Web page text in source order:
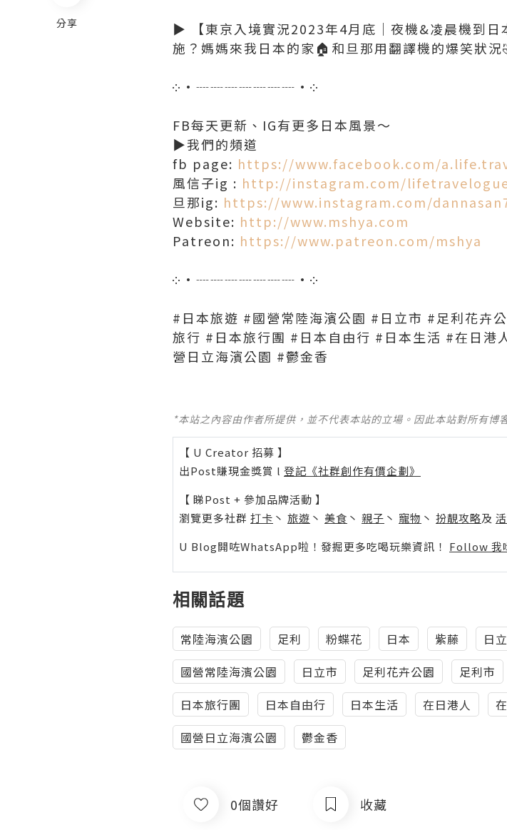
分享
▶ 【東京入境實況2023年4月底｜夜機&凌晨機到日
施？媽媽來我日本的家🏠和旦那用翻譯機的爆笑狀況
༶•┈┈┈┈┈┈┈•༶
FB每天更新、IG有更多日本風景～
▶我們的頻道
fb page: https://www.facebook.com/
風信子ig : http://instagram.com/
旦那ig: https://www.instagram.com/
Website: http://www.mshya.com
Patreon: https://www.patreon.com/mshya
༶•┈┈┈┈┈┈┈•༶
#日本旅遊 #國營常陸海濱公園 #日立市 #足利花
旅行 #日本旅行團 #日本自由行 #日本生活 #在日
營日立海濱公園 #鬱金香
*本站之內容由作者所提供，並不代表本站的立場。因此本站對所有博
【 U Creator 招募 】
出Post賺現金獎賞 l 登記《社群創作有價企劃》
【 睇Post + 參加品牌活動 】
瀏覽更多社群 打卡 丶 旅遊 丶 美食 丶 親子 丶 寵物 丶 扮靚攻略及
U Blog開咗WhatsApp啦！發掘更多吃喝玩樂資訊！ Follow 我
相關話題
常陸海濱公園 足利 粉蝶花 日本 紫藤 日立
國營常陸海濱公園
日立市 足利花卉公園 足利市
日本旅行團
日本自由行 日本生活 在日港人
國營日立海濱公園
鬱金香
0個讚好 收藏